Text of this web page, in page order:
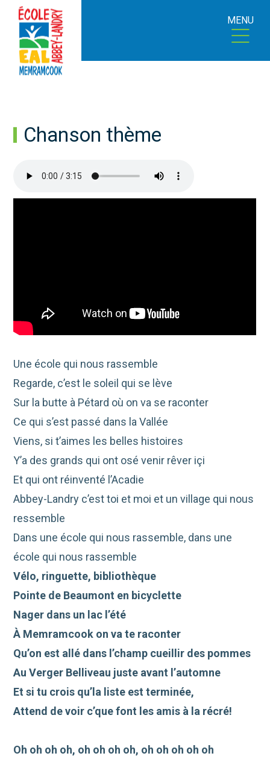
MENU
Chanson thème
Une école qui nous rassemble
Regarde, c’est le soleil qui se lève
Sur la butte à Pétard où on va se raconter
Ce qui s’est passé dans la Vallée
Viens, si t’aimes les belles histoires
Y’a des grands qui ont osé venir rêver içi
Et qui ont réinventé l’Acadie
Abbey-Landry c’est toi et moi et un village qui nous
ressemble
Dans une école qui nous rassemble, dans une
école qui nous rassemble
Vélo, ringuette, bibliothèque
Pointe de Beaumont en bicyclette
Nager dans un lac l’été
À Memramcook on va te raconter
Qu’on est allé dans l’champ cueillir des pommes
Au Verger Belliveau juste avant l’automne
Et si tu crois qu’la liste est terminée,
Attend de voir c’que font les amis à la récré!
Oh oh oh oh, oh oh oh oh, oh oh oh oh oh